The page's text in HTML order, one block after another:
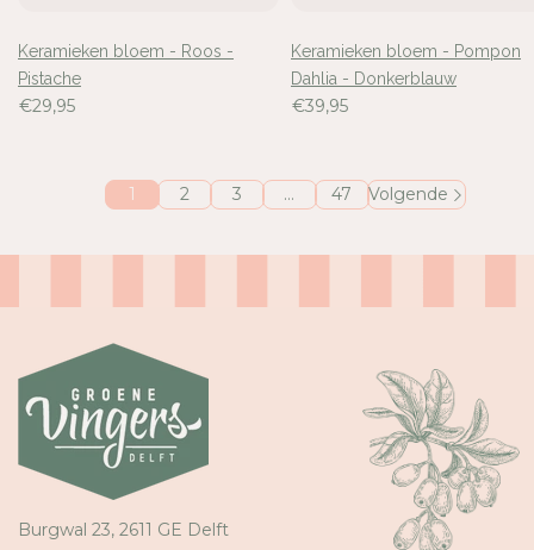
Keramieken bloem - Roos -
Pistache
€29,95
Keramieken bloem - Pompon
Dahlia - Donkerblauw
€39,95
1 2 3 … 47 Volgende
Burgwal 23, 2611 GE Delft